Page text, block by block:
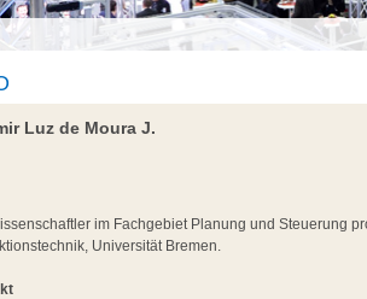
Luz de Moura J.
im Fachgebiet Planung und Steuerung
Universität Bremen.